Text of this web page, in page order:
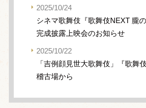
2025/10/24
シネマ歌舞伎『歌舞伎NEXT 朧の
完成披露上映会のお知らせ
2025/10/22
「吉例顔見世大歌舞伎」『歌舞
稽古場から